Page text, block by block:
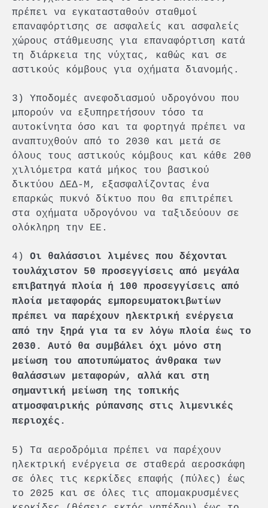
πρέπει να εγκατασταθούν σταθμοί
επαναφόρτισης σε ασφαλείς και ασφαλείς
χώρους στάθμευσης για επαναφόρτιση κατά
τη διάρκεια της νύχτας, καθώς και σε
αστικούς κόμβους για οχήματα διανομής.
3) Υποδομές ανεφοδιασμού υδρογόνου που
μπορούν να εξυπηρετήσουν τόσο τα
αυτοκίνητα όσο και τα φορτηγά πρέπει να
αναπτυχθούν από το 2030 και μετά σε
όλους τους αστικούς κόμβους και κάθε 200
χιλιόμετρα κατά μήκος του βασικού
δικτύου ΔΕΔ-Μ, εξασφαλίζοντας ένα
επαρκώς πυκνό δίκτυο που θα επιτρέπει
στα οχήματα υδρογόνου να ταξιδεύουν σε
ολόκληρη την ΕΕ.
4) Οι θαλάσσιοι λιμένες που δέχονται
τουλάχιστον 50 προσεγγίσεις από μεγάλα
επιβατηγά πλοία ή 100 προσεγγίσεις από
πλοία μεταφοράς εμπορευματοκιβωτίων
πρέπει να παρέχουν ηλεκτρική ενέργεια
από την ξηρά για τα εν λόγω πλοία έως το
2030. Αυτό θα συμβάλει όχι μόνο στη
μείωση του αποτυπώματος άνθρακα των
θαλάσσιων μεταφορών, αλλά και στη
σημαντική μείωση της τοπικής
ατμοσφαιρικής ρύπανσης στις λιμενικές
περιοχές.
5) Τα αεροδρόμια πρέπει να παρέχουν
ηλεκτρική ενέργεια σε σταθερά αεροσκάφη
σε όλες τις κερκίδες επαφής (πύλες) έως
το 2025 και σε όλες τις απομακρυσμένες